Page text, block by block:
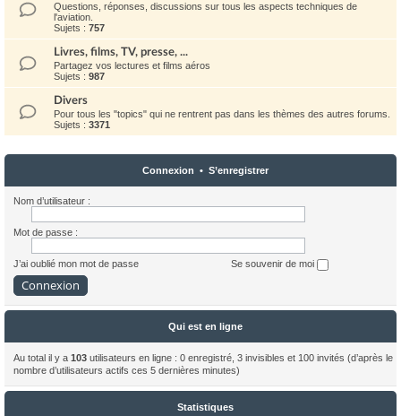
Questions, réponses, discussions sur tous les aspects techniques de
l'aviation.
Sujets : 757
Livres, films, TV, presse, ...
Partagez vos lectures et films aéros
Sujets : 987
Divers
Pour tous les "topics" qui ne rentrent pas dans les thèmes des autres forums.
Sujets : 3371
Connexion • S’enregistrer
Nom d’utilisateur :
Mot de passe :
J’ai oublié mon mot de passe Se souvenir de moi
Qui est en ligne
Au total il y a 103 utilisateurs en ligne : 0 enregistré, 3 invisibles et 100 invités (d’après le
nombre d’utilisateurs actifs ces 5 dernières minutes)
Statistiques